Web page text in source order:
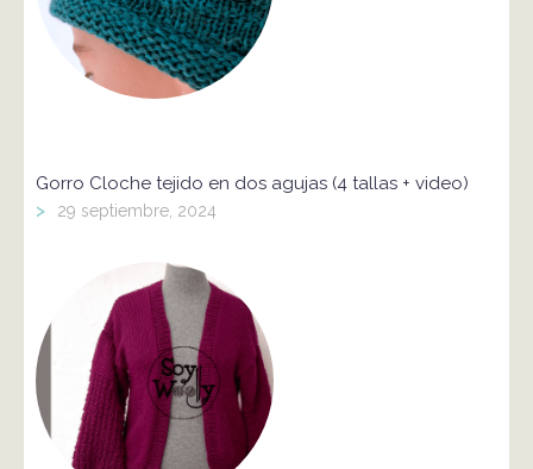
Gorro Cloche tejido en dos agujas (4 tallas + video)
> 29 septiembre, 2024